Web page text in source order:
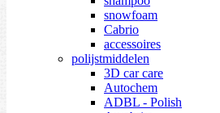
snowfoam
Cabrio
accessoires
polijstmiddelen
3D car care
Autochem
ADBL - Polish